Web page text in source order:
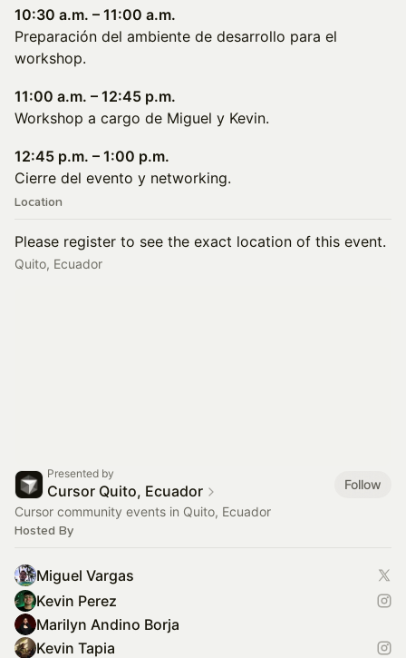
10:30 a.m. – 11:00 a.m.
Preparación del ambiente de desarrollo para el
workshop.
11:00 a.m. – 12:45 p.m.
Workshop a cargo de Miguel y Kevin.
12:45 p.m. – 1:00 p.m.
Cierre del evento y networking.
Location
Please register to see the exact location of this event.
Quito, Ecuador
Presented by
Cursor Quito, Ecuador
Follow
Cursor community events in Quito, Ecuador
Hosted By
Miguel Vargas
Kevin Perez
Marilyn Andino Borja
Kevin Tapia